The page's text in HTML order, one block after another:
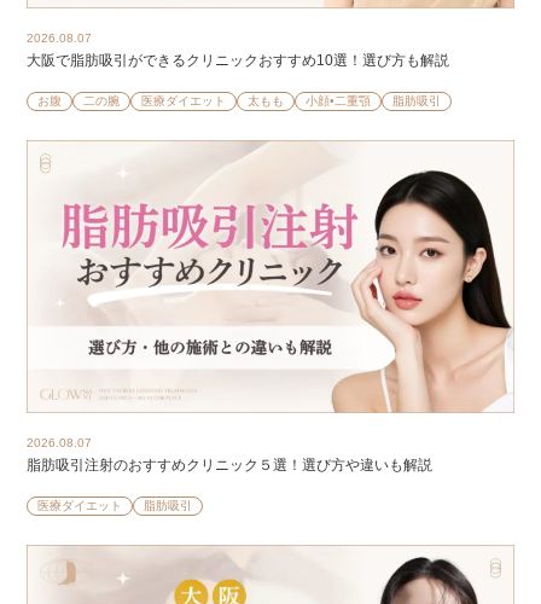
2026.08.07
大阪で脂肪吸引ができるクリニックおすすめ10選！選び方も解説
お腹 二の腕 医療ダイエット 太もも 小顔•二重顎 脂肪吸引
2026.08.07
脂肪吸引注射のおすすめクリニック５選！選び方や違いも解説
医療ダイエット 脂肪吸引